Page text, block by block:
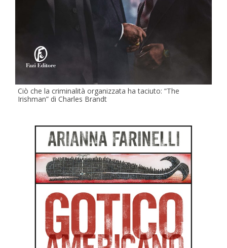
Ciò che la criminalità organizzata ha taciuto: “The
Irishman” di Charles Brandt